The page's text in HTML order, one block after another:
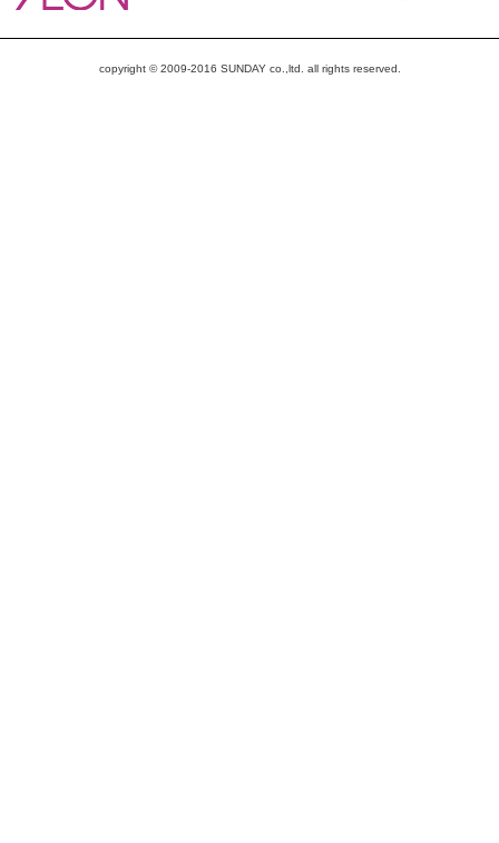
copyright © 2009-2016 SUNDAY co.,ltd. all rights reserved.